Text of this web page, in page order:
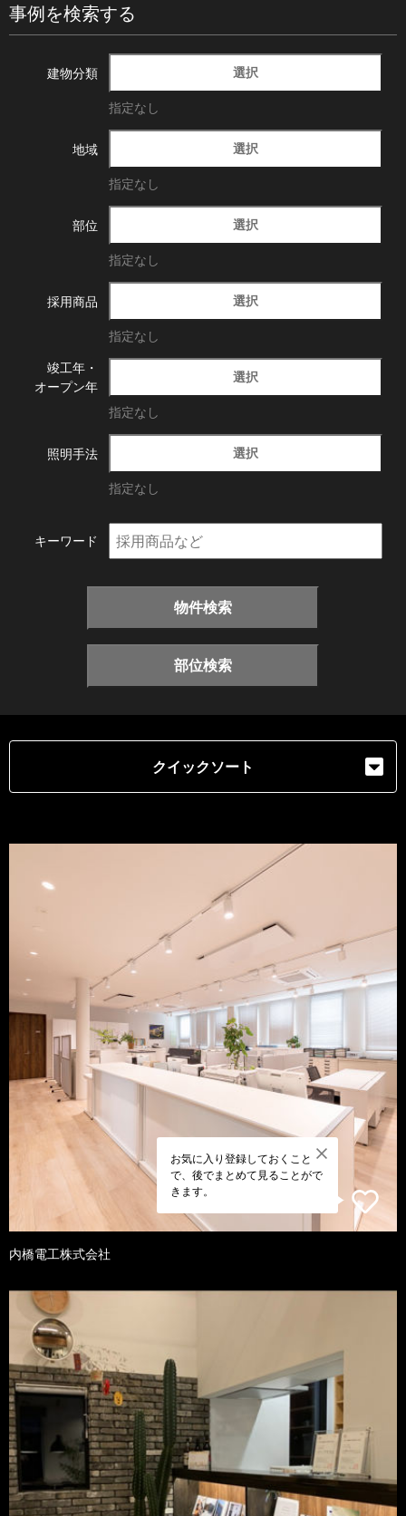
事例を検索する
建物分類 選択
指定なし
地域 選択
指定なし
部位 選択
指定なし
採用商品 選択
指定なし
竣工年・
オープン年
選択
指定なし
照明手法 選択
指定なし
キーワード
物件検索
部位検索
クイックソート
お気に入り登録しておくこと
で、後でまとめて見ることがで
きます。
内橋電工株式会社